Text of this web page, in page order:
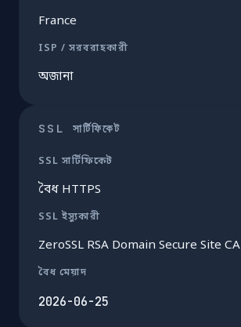
France
ISP / সরবরাহকারী
অজানা
SSL সার্টিফিকেট
SSL সার্টিফিকেট
বৈধ HTTPS
SSL ইস্যুকারী
ZeroSSL RSA Domain Secure Site CA
বৈধ মেয়াদ
2026-06-25